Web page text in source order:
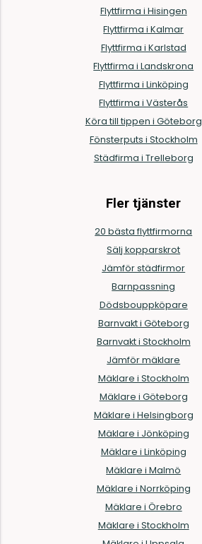
Flyttfirma i Hisingen
Flyttfirma i Kalmar
Flyttfirma i Karlstad
Flyttfirma i Landskrona
Flyttfirma i Linköping
Flyttfirma i Västerås
Köra till tippen i Göteborg
Fönsterputs i Stockholm
Städfirma i Trelleborg
Fler tjänster
20 bästa flyttfirmorna
Sälj kopparskrot
Jämför städfirmor
Barnpassning
Dödsbouppköpare
Barnvakt i Göteborg
Barnvakt i Stockholm
Jämför mäklare
Mäklare i Stockholm
Mäklare i Göteborg
Mäklare i Helsingborg
Mäklare i Jönköping
Mäklare i Linköping
Mäklare i Malmö
Mäklare i Norrköping
Mäklare i Örebro
Mäklare i Stockholm